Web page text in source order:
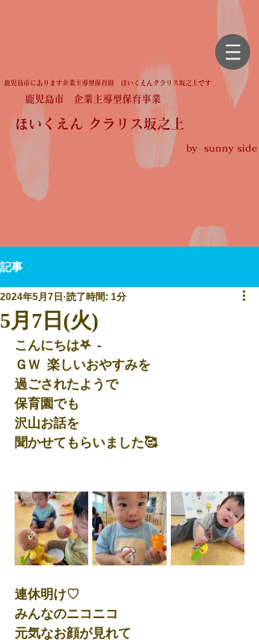
鹿児島市にあります企業主導型保育園 ほいくえんクラリス坂之上です
鹿児島市 企業主導型保育事業
ほいくえん クラリス坂之上
by sunny side
記事
5月7日(火)
2024年5月7日 読了時間: 1分
こんにちは𖤐  -
ＧＷ  楽しいおやすみを
過ごされたようで
保育園でも
沢山お話を
聞かせてもらいました🥰
連休明け♡
みんなのニコニコ
元気なお顔が見れて